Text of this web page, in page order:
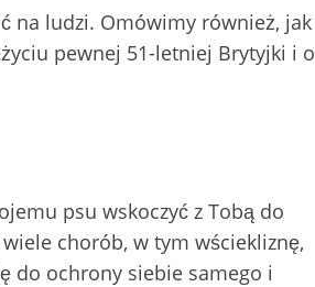
na ludzi. Omówimy również, jak
pewnej 51-letniej Brytyjki i o
psu wskoczyć z Tobą do
chorób, w tym wściekliznę,
do ochrony siebie samego i